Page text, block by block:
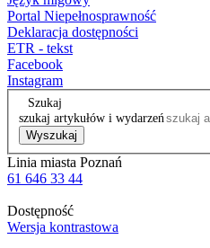
Portal Niepełnosprawność
Deklaracja dostępności
ETR - tekst
Facebook
Instagram
Szukaj
szukaj artykułów i wydarzeń
Wyszukaj
Linia miasta Poznań
61 646 33 44
Dostępność
Wersja kontrastowa